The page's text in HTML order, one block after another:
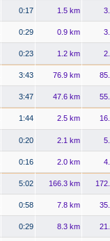
0:17 1.5 km
0:29 0.9 km
0:23 1.2 km
3:43 76.9 km
3:47 47.6 km
1:44 2.5 km
0:20 2.1 km
0:16 2.0 km
5:02 166.3 km
0:58 7.8 km
0:29 8.3 km